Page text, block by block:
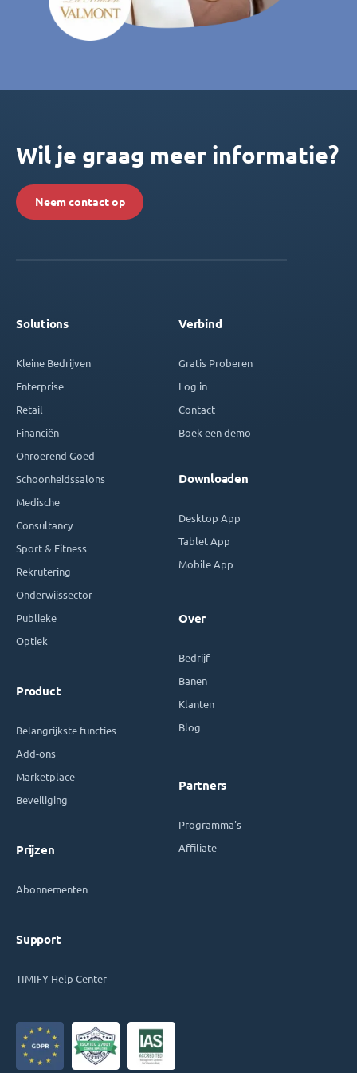
Wil je graag meer informatie?
Neem contact op
Solutions
Kleine Bedrijven
Enterprise
Retail
Financiën
Onroerend Goed
Schoonheidssalons
Medische
Consultancy
Sport & Fitness
Rekrutering
Onderwijssector
Publieke
Optiek
Product
Belangrijkste functies
Add-ons
Marketplace
Beveiliging
Prijzen
Abonnementen
Support
TIMIFY Help Center
Verbind
Gratis Proberen
Log in
Contact
Boek een demo
Downloaden
Desktop App
Tablet App
Mobile App
Over
Bedrijf
Banen
Klanten
Blog
Partners
Programma's
Affiliate